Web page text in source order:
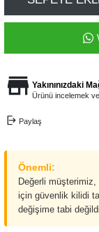
Yakınınızdaki
Ürünü incelemek
Paylaş
Önemli:
Değerli müşterimiz,
için güvenlik kilidi
değişime tabi